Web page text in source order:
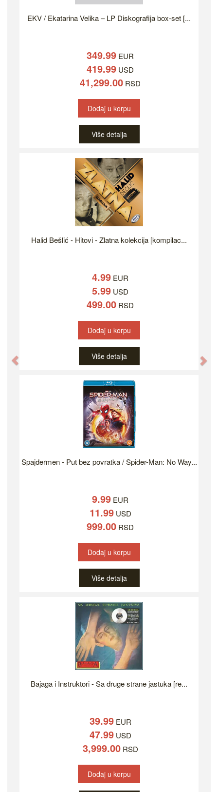
EKV / Ekatarina Velika – LP Diskografija box-set [...
349.99 EUR
419.99 USD
41,299.00 RSD
Dodaj u korpu
Više detalja
Halid Bešlić - Hitovi - Zlatna kolekcija [kompilac...
4.99 EUR
5.99 USD
499.00 RSD
Dodaj u korpu
Više detalja
Spajdermen - Put bez povratka / Spider-Man: No Way...
9.99 EUR
11.99USD
999.00 RSD
Dodaj u korpu
Više detalja
Bajaga i Instruktori - Sa druge strane jastuka [re...
39.99EUR
47.99USD
3,999.00RSD
Dodaj u korpu